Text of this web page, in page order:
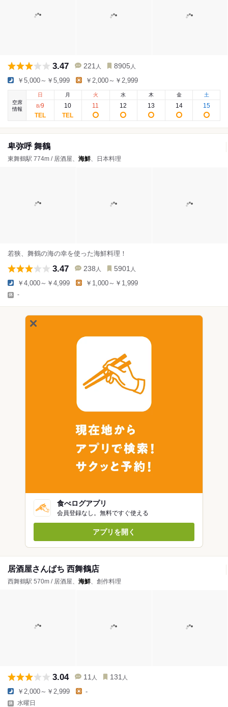
3.47 221 人 8905 人
￥5,000～￥5,999 ￥2,000～￥2,999
空席
情報
日
8/9
月
10
火
11
水
12
木
13
金
14
土
15
卑弥呼 舞鶴
東舞鶴駅 774m / 居酒屋、 海鮮、日本料理
若狭、舞鶴の海の幸を使った海鮮料理！
3.47 238 人 5901 人
￥4,000～￥4,999 ￥1,000～￥1,999
-
食べログアプリ
会員登録なし。無料ですぐ使える
アプリを開く
居酒屋さんぱち 西舞鶴店
西舞鶴駅 570m / 居酒屋、 海鮮、創作料理
3.04 11 人 131 人
￥2,000～￥2,999 -
水曜日